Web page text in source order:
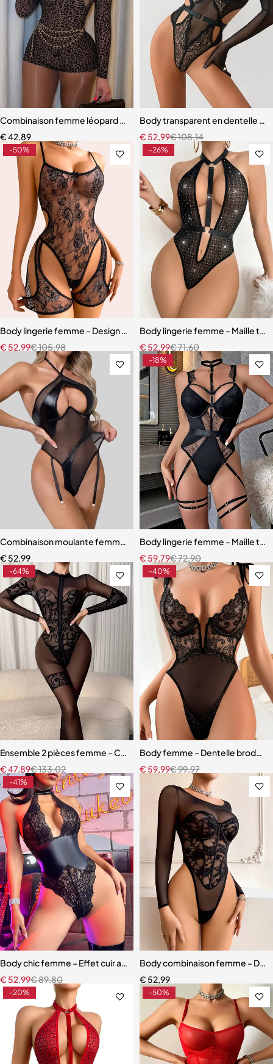
Combinaison femme léopard – Barboteuse près du corps à col
€42,89
Body transparent en dentelle
€108,14
€ 52,99
-50%
Body lingerie femme – Design ajouré transparent inspiration
€105,98
€ 52,99
-26%
Body lingerie femme – Maille
€71,60
€ 52,99
Combinaison moulante femme – Effet sculptant avec cuir PU et
€ 52,99
-18%
Body lingerie femme – Maille
€72,90
€ 59,79
-64%
Ensemble 2 pièces femme – Combinaison à manches longues,
€133,02
€47,89
-40%
Body femme – Dentelle brodée
€99,97
€ 59,99
-41%
Body chic femme – Effet cuir avec dentelle raffinée et coupe
€89,80
€ 52,99
Body combinaison femme –
€ 52,99
-20% -50%